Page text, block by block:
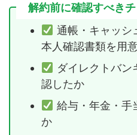
解約前に確認すべき
通帳・キャッシ
本人確認書類を用
ダイレクトバン
認したか
給与・年金・手
か